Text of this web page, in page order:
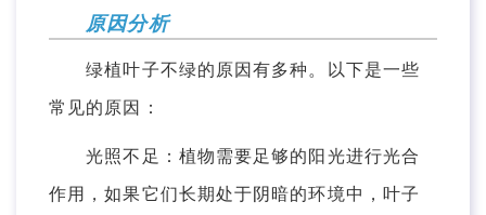
原因分析
绿植叶子不绿的原因有多种。以下是一些
常见的原因：
光照不足：植物需要足够的阳光进行光合
作用，如果它们长期处于阴暗的环境中，叶子